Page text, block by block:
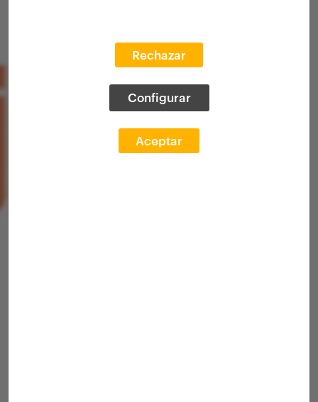
Rechazar
Configurar
Aceptar